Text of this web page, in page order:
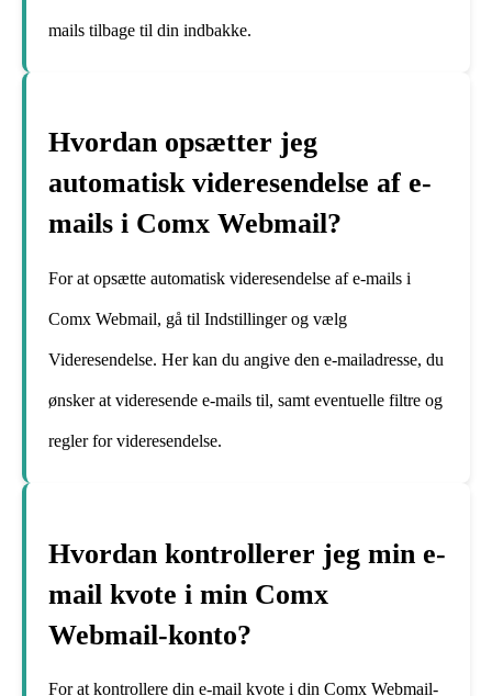
mails tilbage til din indbakke.
Hvordan opsætter jeg
automatisk videresendelse af e-
mails i Comx Webmail?
For at opsætte automatisk videresendelse af e-mails i
Comx Webmail, gå til Indstillinger og vælg
Videresendelse. Her kan du angive den e-mailadresse, du
ønsker at videresende e-mails til, samt eventuelle filtre og
regler for videresendelse.
Hvordan kontrollerer jeg min e-
mail kvote i min Comx
Webmail-konto?
For at kontrollere din e-mail kvote i din Comx Webmail-